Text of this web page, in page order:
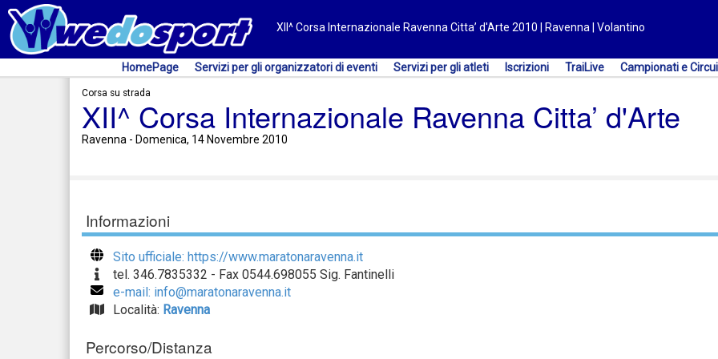
XII^ Corsa Internazionale Ravenna Citta’ d'Arte 2010 | Ravenna | Volantino
HomePage Servizi per gli organizzatori di eventi Servizi per gli atleti Iscrizioni TraiLive Campionati e
Corsa su strada
XII^ Corsa Internazionale Ravenna Citta’ d'Arte
Ravenna - Domenica, 14 Novembre 2010
Informazioni
Sito ufficiale: https://www.maratonaravenna.it
tel. 346.7835332 - Fax 0544.698055 Sig. Fantinelli
e-mail: info@maratonaravenna.it
Località: Ravenna
Percorso/Distanza